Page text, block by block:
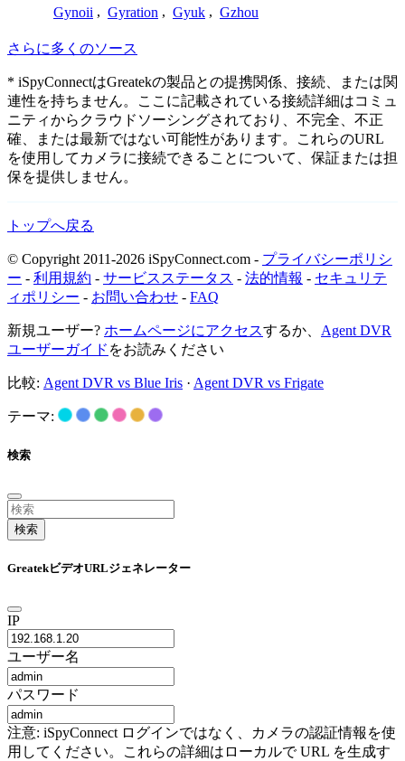
Gynoii , Gyration , Gyuk , Gzhou
さらに多くのソース
* iSpyConnectはGreatekの製品との提携関係、接続、または関
連性を持ちません。ここに記載されている接続詳細はコミュ
ニティからクラウドソーシングされており、不完全、不正
確、または最新ではない可能性があります。これらのURL
を使用してカメラに接続できることについて、保証または担
保を提供しません。
トップへ戻る
© Copyright 2011-2026 iSpyConnect.com - プライバシーポリシ
ー - 利用規約 - サービスステータス - 法的情報 - セキュリテ
ィポリシー - お問い合わせ - FAQ
新規ユーザー? ホームページにアクセスするか、 Agent DVR
ユーザーガイド をお読みください
比較: Agent DVR vs Blue Iris · Agent DVR vs Frigate
テーマ:
検索
検索
GreatekビデオURLジェネレーター
IP
ユーザー名
パスワード
注意: iSpyConnect ログインではなく、カメラの認証情報を使
用してください。これらの詳細はローカルで URL を生成す